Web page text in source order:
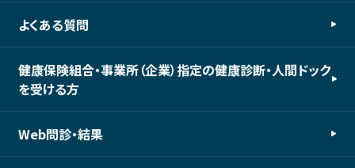
よくある質問
健康保険組合・事業所（企業）指定の健康診断・人間ドック
を受ける方
Web問診・結果